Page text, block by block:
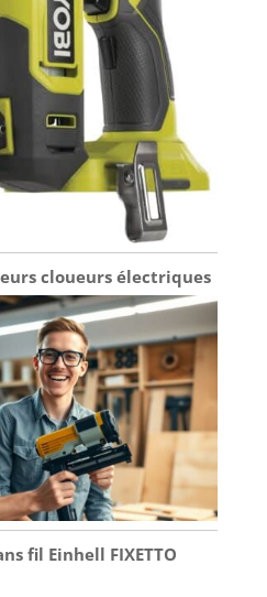
cloueurs électriques
fil Einhell FIXETTO